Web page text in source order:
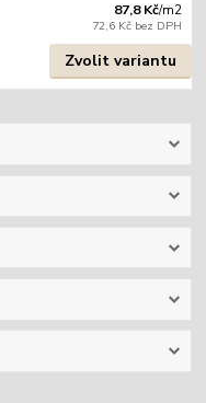
87,8 Kč/m2
72,6 Kč bez DPH
Zvolit variantu